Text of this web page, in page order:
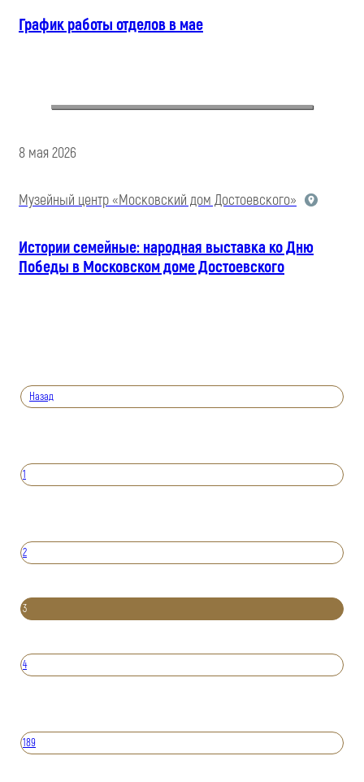
График работы отделов в мае
8 мая 2026
Музейный центр «Московский дом Достоевского»
Истории семейные: народная выставка ко Дню
Победы в Московском доме Достоевского
Назад
1
2
3
4
189